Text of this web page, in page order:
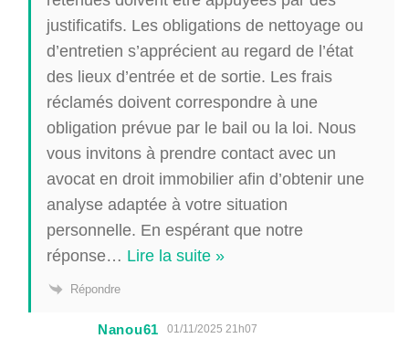
justificatifs. Les obligations de nettoyage ou
d’entretien s’apprécient au regard de l’état
des lieux d’entrée et de sortie. Les frais
réclamés doivent correspondre à une
obligation prévue par le bail ou la loi. Nous
vous invitons à prendre contact avec un
avocat en droit immobilier afin d’obtenir une
analyse adaptée à votre situation
personnelle. En espérant que notre
réponse… Lire la suite »
Répondre
Nanou61 01/11/2025 21h07